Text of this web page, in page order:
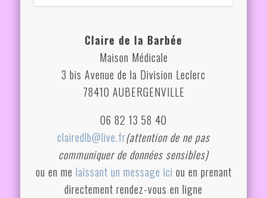
Claire de la Barbée
Maison Médicale
3 bis Avenue de la Division Leclerc
78410 AUBERGENVILLE
06 82 13 58 40
clairedlb@live.fr(attention de ne pas
communiquer de données sensibles)
ou en me laissant un message ici ou en prenant
directement rendez-vous en ligne